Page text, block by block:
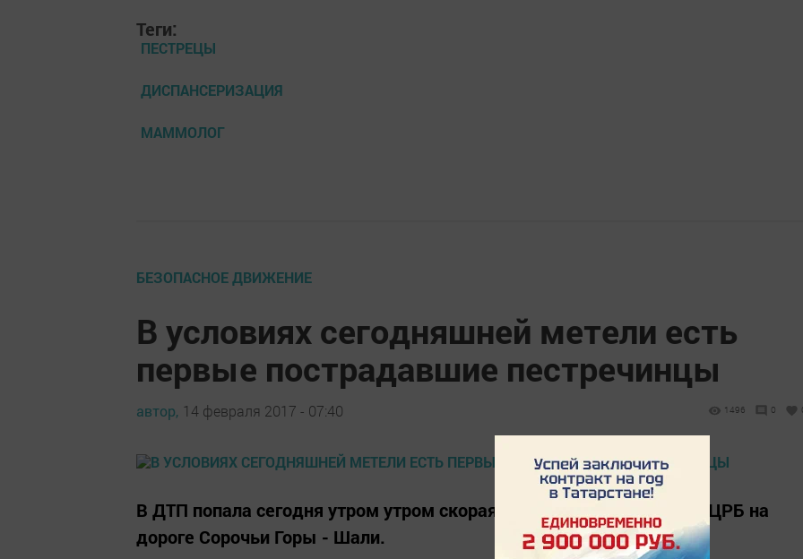
Теги:
ПЕСТРЕЦЫ
ДИСПАНСЕРИЗАЦИЯ
МАММОЛОГ
БЕЗОПАСНОЕ ДВИЖЕНИЕ
В условиях сегодняшней метели есть
первые пострадавшие пестречинцы
автор, 14 февраля 2017 - 07:40 1496 0
В ДТП попала сегодня утром утром скорая помощь Пестречинской ЦРБ на
дороге Сорочьи Горы - Шали.